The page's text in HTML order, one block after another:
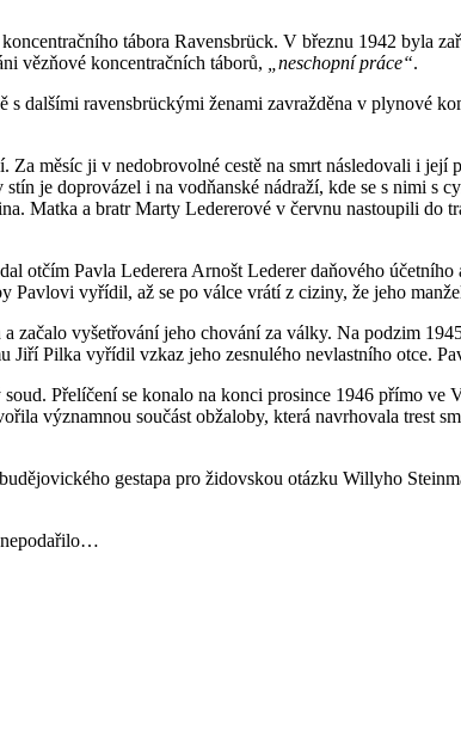
tábora Ravensbrück. V březnu 1942 byla
vězňové koncentračních táborů,
„neschopní práce“.
s dalšími ravensbrückými ženami zavražděna v
Za měsíc ji v nedobrovolné cestě na smrt následovali i
je doprovázel i na vodňanské nádraží, kde se s nimi
Matka a bratr Marty Ledererové v červnu nastoupili
otčím Pavla Lederera Arnošt Lederer daňového
vyřídil, až se po válce vrátí z ciziny, že jeho
začalo vyšetřování jeho chování za války. Na podzim
Jiří Pilka vyřídil vzkaz jeho zesnulého nevlastního otce.
Přelíčení se konalo na konci prosince 1946 přímo
významnou součást obžaloby, která navrhovala trest
gestapa pro židovskou otázku Willyho
nepodařilo…